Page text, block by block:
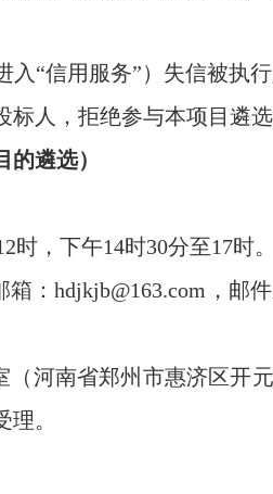
“信用服务”）失信被执
人，拒绝参与本项目遴选
遴选）
，下午14时30分至17时。
：hdjkjb@163.com，邮
河南省郑州市惠济区开
。